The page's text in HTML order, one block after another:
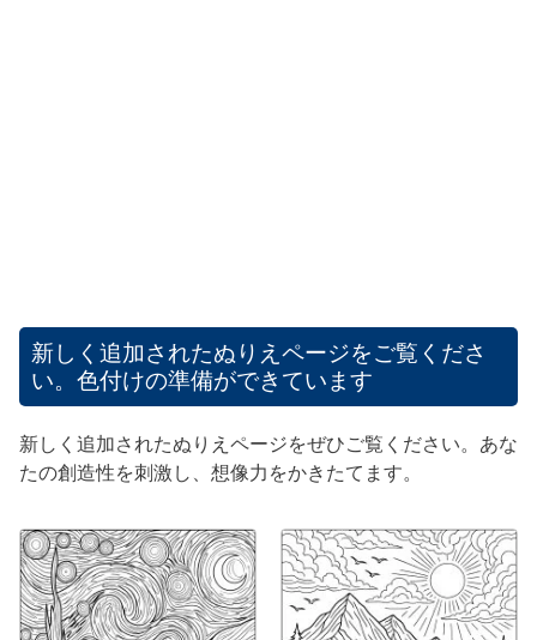
新しく追加されたぬりえページをご覧くださ
い。色付けの準備ができています
新しく追加されたぬりえページをぜひご覧ください。あな
たの創造性を刺激し、想像力をかきたてます。